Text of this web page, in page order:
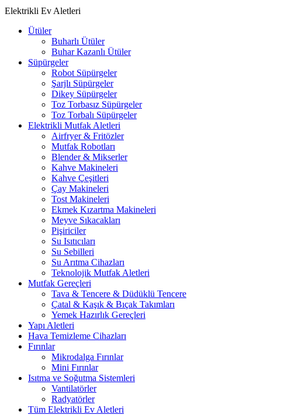
Elektrikli Ev Aletleri
Ütüler
Buharlı Ütüler
Buhar Kazanlı Ütüler
Süpürgeler
Robot Süpürgeler
Şarjlı Süpürgeler
Dikey Süpürgeler
Toz Torbasız Süpürgeler
Toz Torbalı Süpürgeler
Elektrikli Mutfak Aletleri
Airfryer & Fritözler
Mutfak Robotları
Blender & Mikserler
Kahve Makineleri
Kahve Çeşitleri
Çay Makineleri
Tost Makineleri
Ekmek Kızartma Makineleri
Meyve Sıkacakları
Pişiriciler
Su Isıtıcıları
Su Sebilleri
Su Arıtma Cihazları
Teknolojik Mutfak Aletleri
Mutfak Gereçleri
Tava & Tencere & Düdüklü Tencere
Çatal & Kaşık & Bıçak Takımları
Yemek Hazırlık Gereçleri
Yapı Aletleri
Hava Temizleme Cihazları
Fırınlar
Mikrodalga Fırınlar
Mini Fırınlar
Isıtma ve Soğutma Sistemleri
Vantilatörler
Radyatörler
Tüm Elektrikli Ev Aletleri